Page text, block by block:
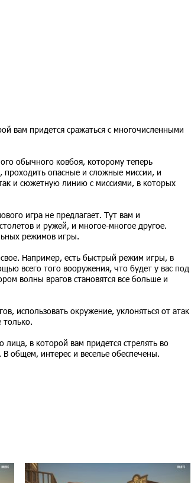
вам придется сражаться с многочисленными
обычного ковбоя, которому теперь
проходить опасные и сложные миссии, и
и сюжетную линию с миссиями, в которых
игра не предлагает. Тут вам и
и ружей, и многое-многое другое.
режимов игры.
Например, есть быстрый режим игры, в
всего того вооружения, что будет у вас под
волны врагов становятся все больше и
использовать окружение, уклоняться от атак
только.
лица, в которой вам придется стрелять во
общем, интерес и веселье обеспечены.